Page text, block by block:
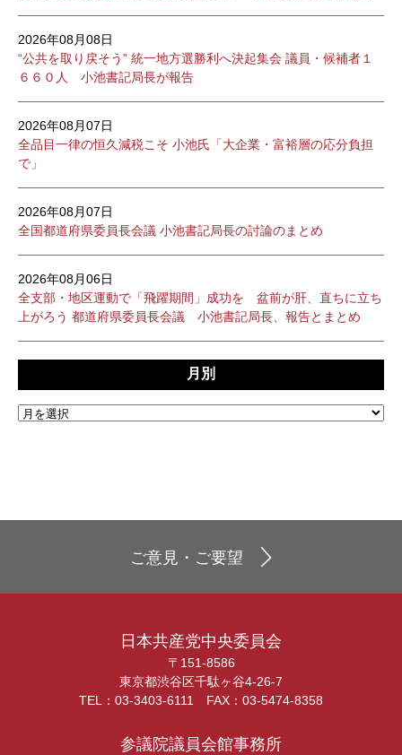
2026年08月08日
“公共を取り戻そう” 統一地方選勝利へ決起集会 議員・候補者１
６６０人 小池書記局長が報告
2026年08月07日
全品目一律の恒久減税こそ 小池氏「大企業・富裕層の応分負担
で」
2026年08月07日
全国都道府県委員長会議 小池書記局長の討論のまとめ
2026年08月06日
全支部・地区運動で「飛躍期間」成功を 盆前が肝、直ちに立ち
上がろう 都道府県委員長会議 小池書記局長、報告とまとめ
月別
ご意見・ご要望
日本共産党中央委員会
〒151-8586
東京都渋谷区千駄ヶ谷4-26-7
TEL：03-3403-6111 FAX：03-5474-8358
参議院議員会館事務所